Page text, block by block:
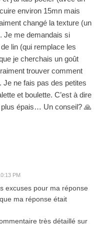
environ 15mn mais
changé la texture (un
Je me demandais si
lin (qui remplace les
je cherchais un goût
trouver comment
Je ne fais pas des petites
et boulette. C’est à dire
plus épais… Un conseil? 🙏
PM
excuses pour ma réponse
ma réponse était
très détaillé sur